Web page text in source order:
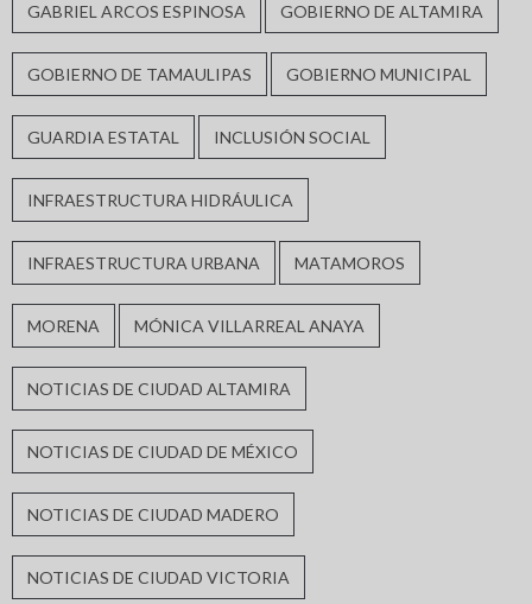
GABRIEL ARCOS ESPINOSA GOBIERNO DE ALTAMIRA
GOBIERNO DE TAMAULIPAS GOBIERNO MUNICIPAL
GUARDIA ESTATAL INCLUSIÓN SOCIAL
INFRAESTRUCTURA HIDRÁULICA
INFRAESTRUCTURA URBANA MATAMOROS
MORENA MÓNICA VILLARREAL ANAYA
NOTICIAS DE CIUDAD ALTAMIRA
NOTICIAS DE CIUDAD DE MÉXICO
NOTICIAS DE CIUDAD MADERO
NOTICIAS DE CIUDAD VICTORIA